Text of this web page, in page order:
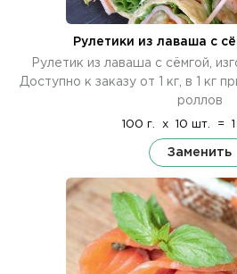
Рулетики из лаваша с
Рулетик из лаваша с сёмгой,
Доступно к заказу от 1 кг, в 1 кг
роллов
100 г. x 10 шт. =
Заменить